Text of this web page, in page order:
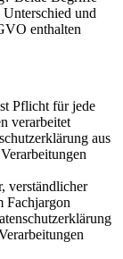
und
enthalten
Pflicht für jede
verarbeitet
aus
verständlicher
Fachjargon